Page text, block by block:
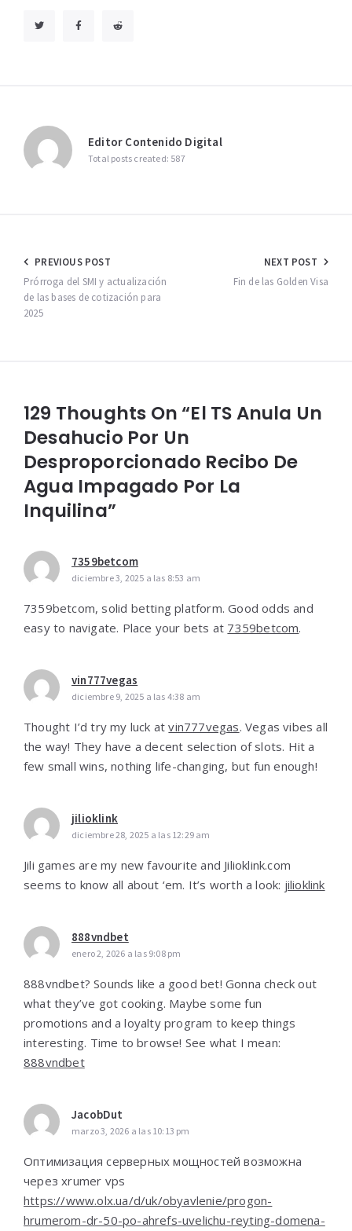
Editor Contenido Digital
Total posts created: 587
Navegación
de
entradas
PREVIOUS POST
Prórroga del SMI y actualización
de las bases de cotización para
2025
NEXT POST
Fin de las Golden Visa
129 Thoughts On “El TS Anula Un
Desahucio Por Un
Desproporcionado Recibo De
Agua Impagado Por La
Inquilina”
7359betcom
diciembre 3, 2025 a las 8:53 am
7359betcom, solid betting platform. Good odds and
easy to navigate. Place your bets at 7359betcom.
vin777vegas
diciembre 9, 2025 a las 4:38 am
Thought I’d try my luck atvin777vegas. Vegas vibes all
the way! They have a decent selection of slots. Hit a
few small wins, nothing life-changing, but fun enough!
jilioklink
diciembre 28, 2025 a las 12:29 am
Jili games are my new favourite and Jilioklink.com
seems to know all about ‘em. It’s worth a look: jilioklink
888vndbet
enero 2, 2026 a las 9:08 pm
888vndbet? Sounds like a good bet! Gonna check out
what they’ve got cooking. Maybe some fun
promotions and a loyalty program to keep things
interesting. Time to browse! See what I mean:
888vndbet
JacobDut
marzo 3, 2026 a las 10:13 pm
Оптимизация серверных мощностей возможна
через xrumer vps
https://www.olx.ua/d/uk/obyavlenie/progon-
hrumerom-dr-50-po-ahrefs-uvelichu-reyting-domena-